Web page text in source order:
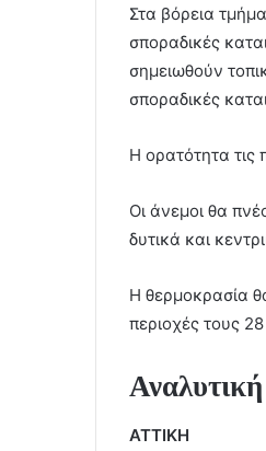
Στα βόρεια
σποραδικές
σημειωθούν
σποραδικές
Η ορατότητα τις
Οι άνεμοι θα
δυτικά και
Η θερμοκρασία
περιοχές τους
ΑΤΤΙΚΗ